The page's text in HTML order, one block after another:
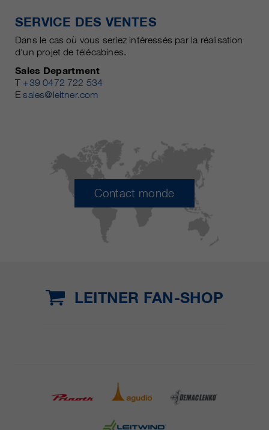
SERVICE DES VENTES
Dans le cas où vous seriez intéressés par la réalisation
d'un projet de télécabines.
Sales Department
T +39 0472 722 534
Esales@leitner.com
Contact monde
LEITNER FAN-SHOP